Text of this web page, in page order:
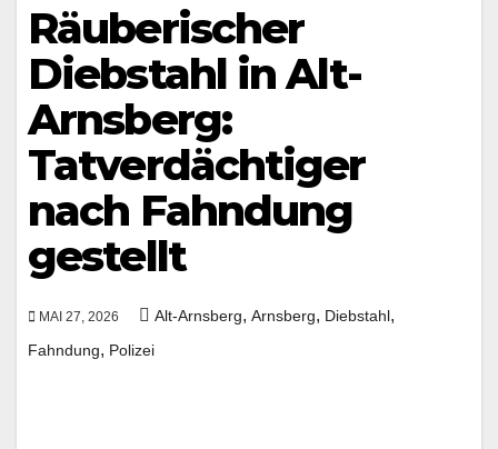
Räuberischer
Diebstahl in Alt-
Arnsberg:
Tatverdächtiger
nach Fahndung
gestellt
MAI 27, 2026 Alt-Arnsberg, Arnsberg, Diebstahl,
Fahndung, Polizei